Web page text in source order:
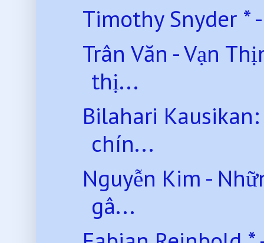
Timothy Snyder *
Trân Văn - Vạn
thị...
Bilahari
chín...
Nguyễn Kim -
gâ...